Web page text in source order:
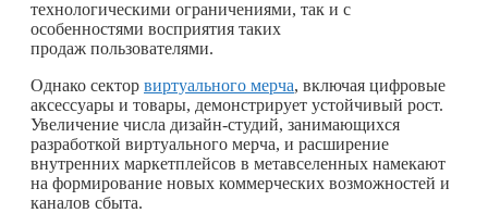
технологическими ограничениями, так и с
особенностями восприятия таких
продаж пользователями.
Однако сектор виртуального мерча, включая цифровые
аксессуары и товары, демонстрирует устойчивый рост.
Увеличение числа дизайн-студий, занимающихся
разработкой виртуального мерча, и расширение
внутренних маркетплейсов в метавселенных намекают
на формирование новых коммерческих возможностей и
каналов сбыта.